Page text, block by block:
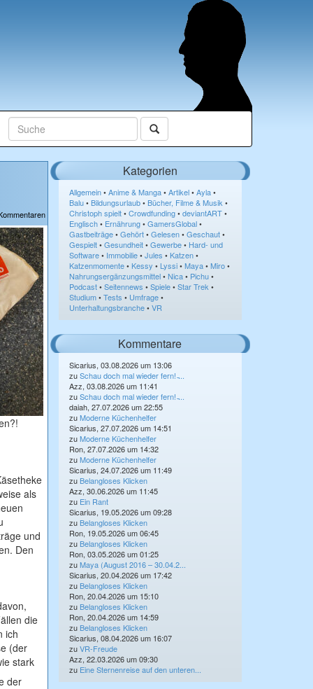
als
und
Den
die
ich
(der
stark
der
Kategorien
Allgemein • Anime & Manga • Artikel • Ayla •
Balu • Bildungsurlaub • Bücher, Filme & Musik •
Christoph spielt • Crowdfunding • deviantART •
Englisch • Ernährung • GamersGlobal •
Gastbeiträge • Gehört • Gelesen • Geschaut •
Gespielt • Gesundheit • Gewerbe • Hard- und
Software • Immobilie • Jules • Katzen •
Katzenmomente • Kessy • Lyssi • Maya • Miro •
Nahrungsergänzungsmittel • Nica • Pichu •
Podcast • Seitennews • Spiele • Star Trek •
Studium • Tests • Umfrage •
Unterhaltungsbranche • VR
Kommentare
Sicarius, 03.08.2026 um 13:06
zuSchau doch mal wieder fern! ̵...
Azz, 03.08.2026 um 11:41
zuSchau doch mal wieder fern! ̵...
daiah, 27.07.2026 um 22:55
zuModerne Küchenhelfer
Sicarius, 27.07.2026 um 14:51
zuModerne Küchenhelfer
Ron, 27.07.2026 um 14:32
zuModerne Küchenhelfer
Sicarius, 24.07.2026 um 11:49
zu Belangloses Klicken
Azz, 30.06.2026 um 11:45
zu Ein Rant
Sicarius, 19.05.2026 um 09:28
zu Belangloses Klicken
Ron, 19.05.2026 um 06:45
zu Belangloses Klicken
Ron, 03.05.2026 um 01:25
zuMaya (August 2016 – 30.04.2...
Sicarius, 20.04.2026 um 17:42
zu Belangloses Klicken
Ron, 20.04.2026 um 15:10
zu Belangloses Klicken
Ron, 20.04.2026 um 14:59
zu Belangloses Klicken
Sicarius, 08.04.2026 um 16:07
zuVR-Freude
Azz, 22.03.2026 um 09:30
zu Eine Sternenreise auf den unteren...